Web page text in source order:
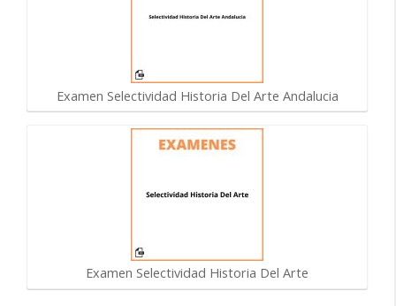
Examen Selectividad Historia Del Arte Andalucia
Examen Selectividad Historia Del Arte